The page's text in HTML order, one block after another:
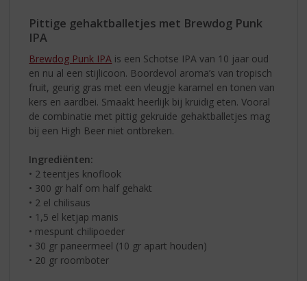
Pittige gehaktballetjes met Brewdog Punk
IPA
Brewdog Punk IPA is een Schotse IPA van 10 jaar oud
en nu al een stijlicoon. Boordevol aroma’s van tropisch
fruit, geurig gras met een vleugje karamel en tonen van
kers en aardbei. Smaakt heerlijk bij kruidig eten. Vooral
de combinatie met pittig gekruide gehaktballetjes mag
bij een High Beer niet ontbreken.
Ingrediënten:
• 2 teentjes knoflook
• 300 gr half om half gehakt
• 2 el chilisaus
• 1,5 el ketjap manis
• mespunt chilipoeder
• 30 gr paneermeel (10 gr apart houden)
• 20 gr roomboter